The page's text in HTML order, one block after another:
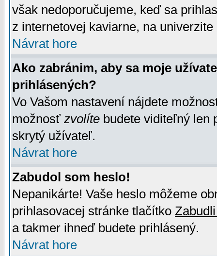
však nedoporučujeme, keď sa
z internetovej kaviarne, na univerzite
Návrat hore
Ako zabránim, aby sa moje
prihlásených?
Vo Vašom nastavení nájdete
možnosť zvolíte budete viditeľný len
skrytý užívateľ.
Návrat hore
Zabudol som heslo!
Nepanikárte! Vaše heslo môžeme
prihlasovacej stránke tlačítko
a takmer ihneď budete prihlásený.
Návrat hore